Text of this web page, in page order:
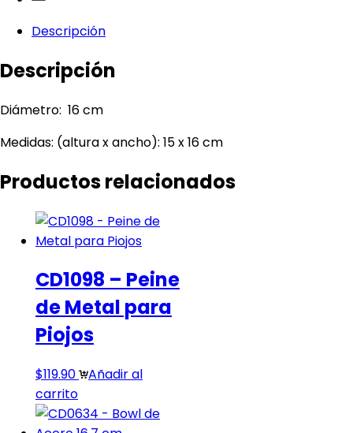
Descripción
Descripción
Diámetro: 16 cm
Medidas: (altura x ancho): 15 x 16 cm
Productos relacionados
CD1098 – Peine
de Metal para
Piojos
$119.90
Añadir al
carrito